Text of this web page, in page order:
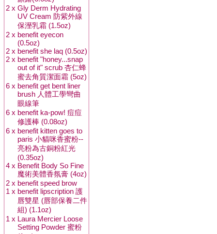
2 x Gly Derm Hydrating
UV Cream 防紫外線
保溼乳霜 (1.5oz)
2 x benefit eyecon
(0.5oz)
2 x benefit she laq (0.5oz)
2 x benefit "honey...snap
out of it" scrub 杏仁蜂
蜜去角質潔面霜 (5oz)
6 x benefit get bent liner
brush 人體工學彎曲
眼線筆
6 x benefit ka-pow! 痘痘
修護棒 (0.08oz)
6 x benefit kitten goes to
paris 小貓咪香蜜粉--
亮粉為古銅粉紅光
(0.35oz)
4 x Benefit Body So Fine
魔術美體香氛膏 (4oz)
2 x benefit speed brow
1 x benefit lipscription 護
唇雙星 (唇部保養二件
組) (1.1oz)
1 x Laura Mercier Loose
Setting Powder 蜜粉